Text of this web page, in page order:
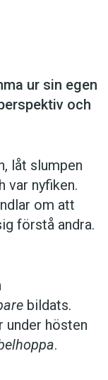
ur sin egen
och
låt slumpen
var nyfiken.
om att
förstå andra.
bildats.
under ­hösten
.